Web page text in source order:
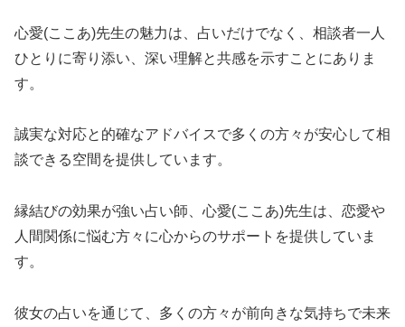
心愛(ここあ)先生の魅力は、占いだけでなく、相談者一人
ひとりに寄り添い、深い理解と共感を示すことにありま
す。
誠実な対応と的確なアドバイスで多くの方々が安心して相
談できる空間を提供しています。
縁結びの効果が強い占い師、心愛(ここあ)先生は、恋愛や
人間関係に悩む方々に心からのサポートを提供していま
す。
彼女の占いを通じて、多くの方々が前向きな気持ちで未来